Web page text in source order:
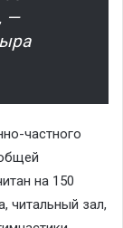
—
частного
на 150
читальный зал,